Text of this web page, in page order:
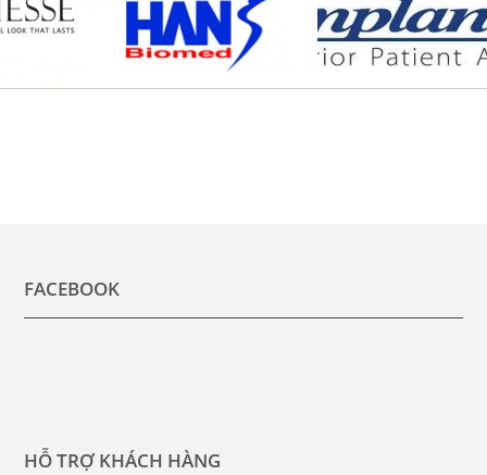
FACEBOOK
HỖ TRỢ KHÁCH HÀNG